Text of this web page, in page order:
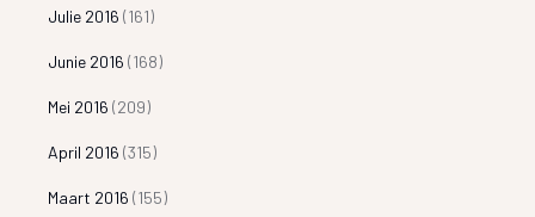
Julie 2016 (161)
Junie 2016 (168)
Mei 2016 (209)
April 2016 (315)
Maart 2016 (155)